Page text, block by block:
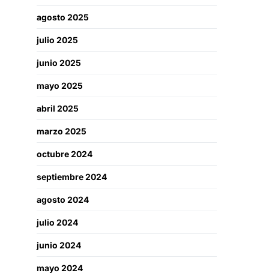
agosto 2025
julio 2025
junio 2025
mayo 2025
abril 2025
marzo 2025
octubre 2024
septiembre 2024
agosto 2024
julio 2024
junio 2024
mayo 2024